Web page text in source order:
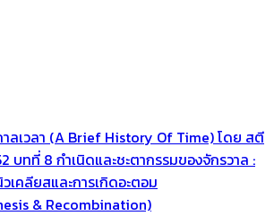
ลเวลา (A Brief History Of Time) โดย สตี
บทที่ 8 กำเนิดและชะตากรรมของจักรวาล :
วเคลียสและการเกิดอะตอม
& Recombination)